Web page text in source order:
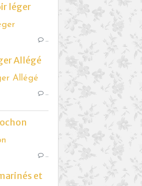
léger
…
Allégé
…
…
et